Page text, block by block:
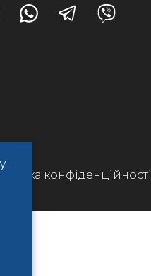
конфіденційності